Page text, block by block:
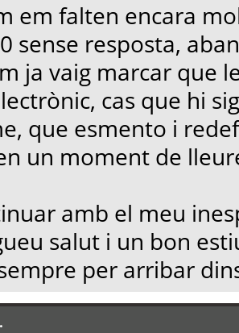
em falten encara
sense resposta,
ja vaig marcar que
cas que hi
que esmento i
un moment de
amb el meu
salut i un bon
per arribar